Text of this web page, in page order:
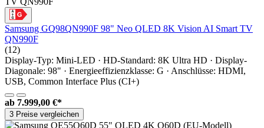
Samsung GQ98QN990F 98" Neo QLED 8K Vision AI Smart TV
QN990F
(12)
Display-Typ: Mini-LED · HD-Standard: 8K Ultra HD · Display-
Diagonale: 98" · Energieeffizienzklasse: G · Anschlüsse: HDMI,
USB, Common Interface Plus (CI+)
ab 7.999,00 €*
3 Preise vergleichen